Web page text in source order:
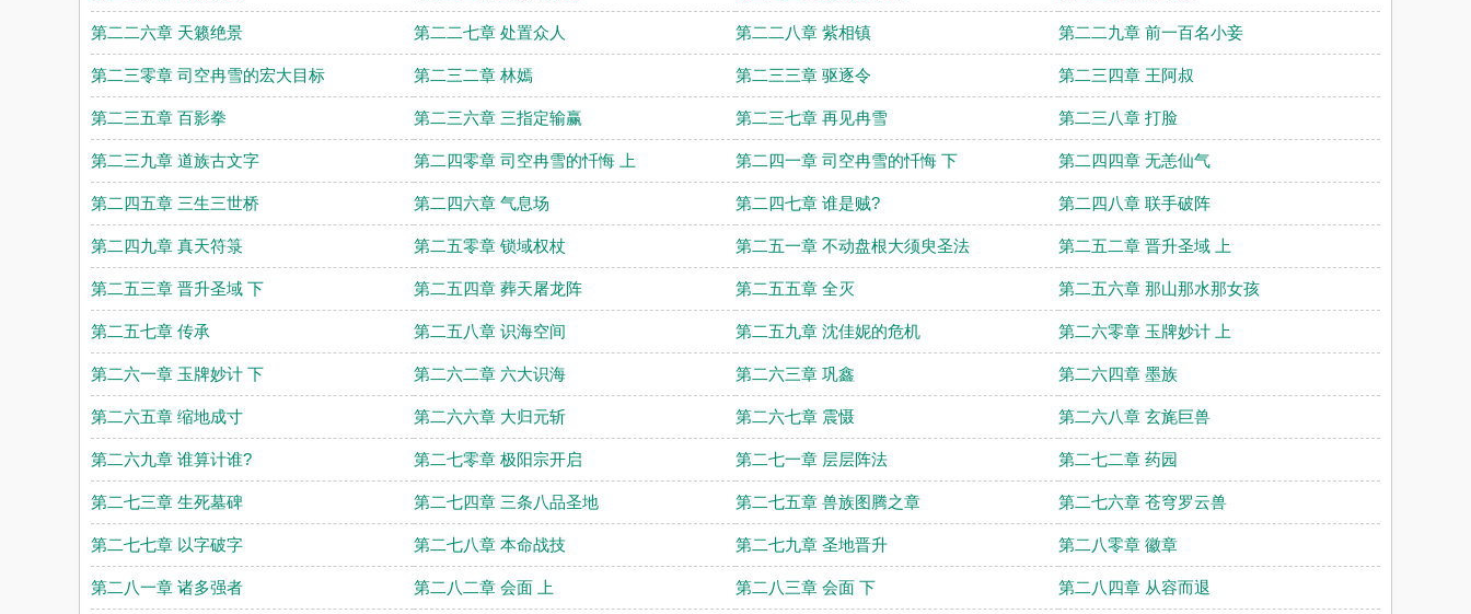
第二二六章 天籁绝景 第二二七章 处置众人 第二二八章 紫相镇 第二二九章 前一百名小妾
第二三零章 司空冉雪的宏大目标 第二三二章 林嫣 第二三三章 驱逐令 第二三四章 王阿叔
第二三五章 百影拳 第二三六章 三指定输赢 第二三七章 再见冉雪 第二三八章 打脸
第二三九章 道族古文字 第二四零章 司空冉雪的忏悔 上 第二四一章 司空冉雪的忏悔 下 第二四四章 无恙仙气
第二四五章 三生三世桥 第二四六章 气息场 第二四七章 谁是贼? 第二四八章 联手破阵
第二四九章 真天符箓 第二五零章 锁域权杖 第二五一章 不动盘根大须臾圣法 第二五二章 晋升圣域 上
第二五三章 晋升圣域 下 第二五四章 葬天屠龙阵 第二五五章 全灭 第二五六章 那山那水那女孩
第二五七章 传承 第二五八章 识海空间 第二五九章 沈佳妮的危机 第二六零章 玉牌妙计 上
第二六一章 玉牌妙计 下 第二六二章 六大识海 第二六三章 巩鑫 第二六四章 墨族
第二六五章 缩地成寸 第二六六章 大归元斩 第二六七章 震慑 第二六八章 玄旄巨兽
第二六九章 谁算计谁? 第二七零章 极阳宗开启 第二七一章 层层阵法 第二七二章 药园
第二七三章 生死墓碑 第二七四章 三条八品圣地 第二七五章 兽族图腾之章 第二七六章 苍穹罗云兽
第二七七章 以字破字 第二七八章 本命战技 第二七九章 圣地晋升 第二八零章 徽章
第二八一章 诸多强者 第二八二章 会面 上 第二八三章 会面 下 第二八四章 从容而退